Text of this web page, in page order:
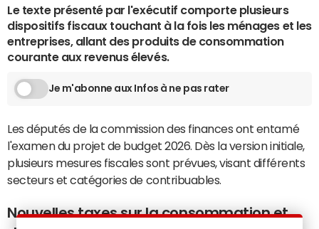
Le texte présenté par l'exécutif comporte plusieurs
dispositifs fiscaux touchant à la fois les ménages et les
entreprises, allant des produits de consommation
courante aux revenus élevés.
Je m'abonne aux Infos à ne pas rater
Les députés de la commission des finances ont entamé
l'examen du projet de budget 2026. Dès la version initiale,
plusieurs mesures fiscales sont prévues, visant différents
secteurs et catégories de contribuables.
Nouvelles taxes sur la consommation et